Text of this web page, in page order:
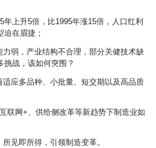
上升5倍，比1995年涨15倍，人口红利
在眉捷；
弱，产业结构不合理，部分关健技术缺
挑战，该如何突围？
应多品种、小批量、短交期以及高品质
联网+、供给侧改革等新趋势下制造业如
见即所得，引领制造变革。